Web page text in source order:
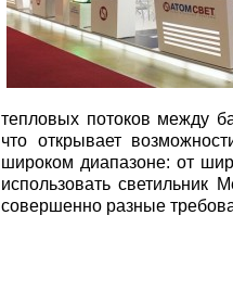
тепловых потоков между
что открывает
широком диапазоне: от
использовать светильник
совершенно разные